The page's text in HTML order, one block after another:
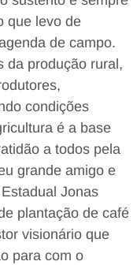
que levo de
de campo.
da produção rural,
condições
é a base
a todos pela
grande amigo e
Jonas
plantação de café
visionário que
para com o